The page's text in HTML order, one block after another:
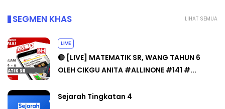
LIHAT SEMUA
SEGMEN KHAS
LIVE
🔴 [LIVE] MATEMATIK SR, WANG TAHUN 6
OLEH CIKGU ANITA #ALLINONE #141 #...
Sejarah Tingkatan 4